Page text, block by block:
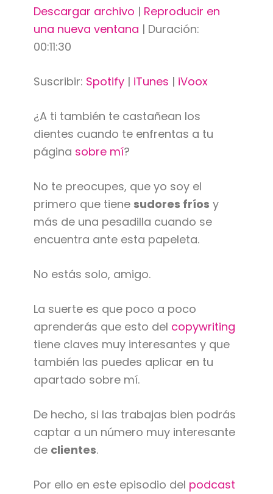
Descargar archivo | Reproducir en
una nueva ventana | Duración:
00:11:30
Suscribir: Spotify| iTunes | iVoox
¿A ti también te castañean los
dientes cuando te enfrentas a tu
página sobre mí?
No te preocupes, que yo soy el
primero que tiene sudores fríos y
más de una pesadilla cuando se
encuentra ante esta papeleta.
No estás solo, amigo.
La suerte es que poco a poco
aprenderás que esto del copywriting
tiene claves muy interesantes y que
también las puedes aplicar en tu
apartado sobre mí.
De hecho, si las trabajas bien podrás
captar a un número muy interesante
de clientes.
Por ello en este episodio del podcast